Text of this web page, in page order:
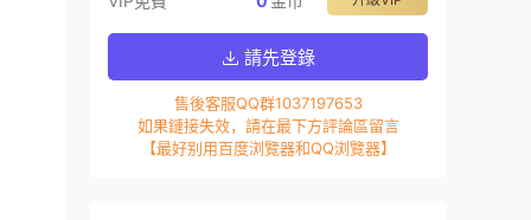
請先登錄
售後客服QQ群1037197653
如果鏈接失效，請在最下方評論區留言
【最好别用百度浏覽器和QQ浏覽器】